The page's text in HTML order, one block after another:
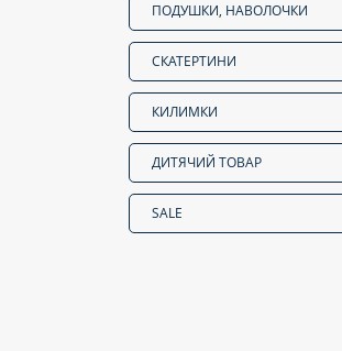
ПОДУШКИ, НАВОЛОЧКИ
СКАТЕРТИНИ
КИЛИМКИ
ДИТЯЧИЙ ТОВАР
SALE